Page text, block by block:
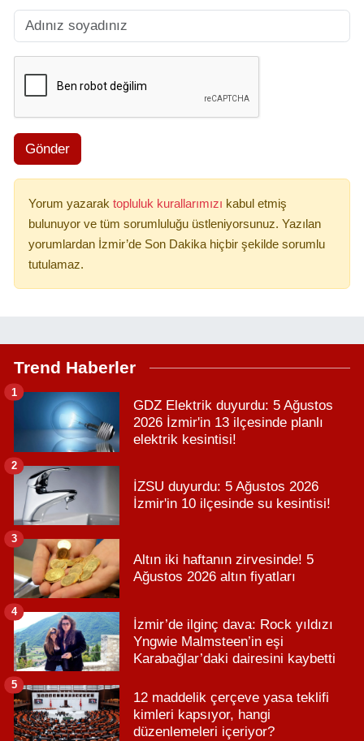
Gönder
Yorum yazarak topluluk kurallarımızı kabul etmiş
bulunuyor ve tüm sorumluluğu üstleniyorsunuz. Yazılan
yorumlardan İzmir’de Son Dakika hiçbir şekilde sorumlu
tutulamaz.
Trend Haberler
GDZ Elektrik duyurdu: 5 Ağustos
2026 İzmir'in 13 ilçesinde planlı
elektrik kesintisi!
1
İZSU duyurdu: 5 Ağustos 2026
İzmir'in 10 ilçesinde su kesintisi!
2
Altın iki haftanın zirvesinde! 5
Ağustos 2026 altın fiyatları
3
İzmir’de ilginç dava: Rock yıldızı
Yngwie Malmsteen’in eşi
Karabağlar’daki dairesini kaybetti
4
12 maddelik çerçeve yasa teklifi
kimleri kapsıyor, hangi
düzenlemeleri içeriyor?
5